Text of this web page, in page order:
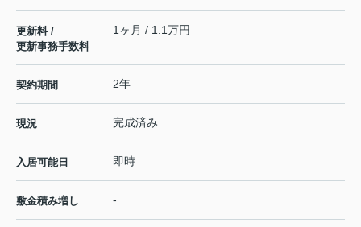
更新料 /
更新事務手数料
1ヶ月 / 1.1万円
契約期間 2年
現況 完成済み
入居可能日 即時
敷金積み増し -